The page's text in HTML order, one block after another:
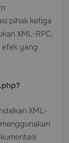
pihak ketiga
XML-RPC,
efek yang
XML-